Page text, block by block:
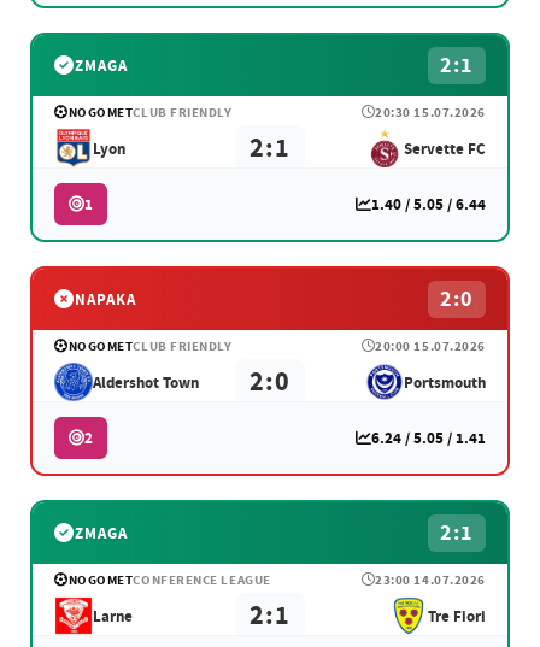
ZMAGA 2:1
NOGOMETCLUB FRIENDLY 20:30 15.07.2026
Lyon 2:1 Servette FC
1 1.40 / 5.05 / 6.44
NAPAKA 2:0
NOGOMETCLUB FRIENDLY 20:00 15.07.2026
Aldershot Town 2:0 Portsmouth
2 6.24 / 5.05 / 1.41
ZMAGA 2:1
NOGOMETCONFERENCE LEAGUE 23:00 14.07.2026
Larne 2:1 Tre Fiori